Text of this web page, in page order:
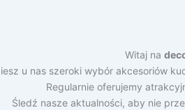
Witaj na
u nas szeroki wybór akcesoriów
Regularnie oferujemy
Śledź nasze aktualności, aby nie